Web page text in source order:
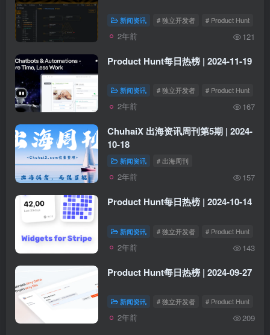
新闻资讯 # 独立开发者 # Product Hunt
2年前 121
Product Hunt每日热榜 | 2024-11-19
新闻资讯 # 独立开发者 # Product Hunt
2年前 167
ChuhaiX 出海资讯周刊第5期 | 2024-
10-18
新闻资讯 # 出海周刊
2年前 157
Product Hunt每日热榜 | 2024-10-14
新闻资讯 # 独立开发者 # Product Hunt
2年前 143
Product Hunt每日热榜 | 2024-09-27
新闻资讯 # 独立开发者 # Product Hunt
2年前 209